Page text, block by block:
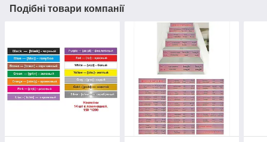
Подібні товари компанії